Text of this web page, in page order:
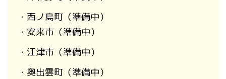
・西ノ島町（準備中）
・安来市（準備中）
・江津市（準備中）
・奥出雲町（準備中）